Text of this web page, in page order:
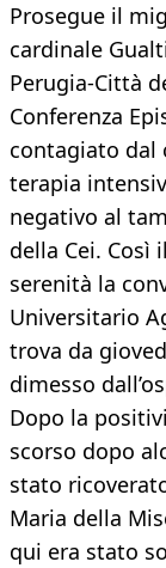
Prosegue il
cardinale
Perugia-Città
Conferenza
contagiato dal
terapia
negativo al
della Cei.
serenità la
Universitario
trova da
dimesso
Dopo la
scorso dopo
stato
Maria della
qui era stato